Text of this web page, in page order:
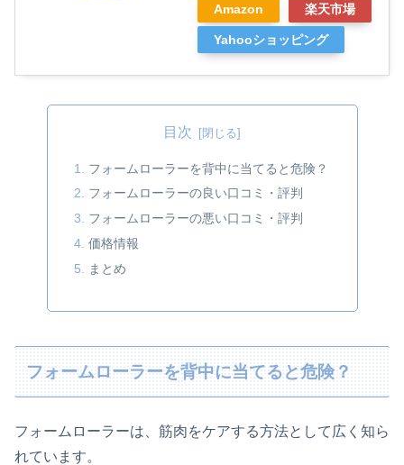
Amazon 楽天市場
Yahooショッピング
目次
フォームローラーを背中に当てると危険？
フォームローラーの良い口コミ・評判
フォームローラーの悪い口コミ・評判
価格情報
まとめ
フォームローラーを背中に当てると危険？
フォームローラーは、筋肉をケアする方法として広く知ら
れています。